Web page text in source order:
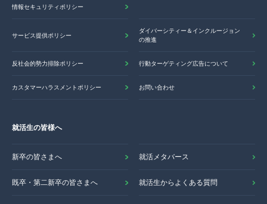
情報セキュリティポリシー
サービス提供ポリシー
ダイバーシティー＆インクルージョン
の推進
反社会的勢力排除ポリシー 行動ターゲティング広告について
カスタマーハラスメントポリシー お問い合わせ
就活生の皆様へ
新卒の皆さまへ 就活メタバース
既卒・第二新卒の皆さまへ 就活生からよくある質問